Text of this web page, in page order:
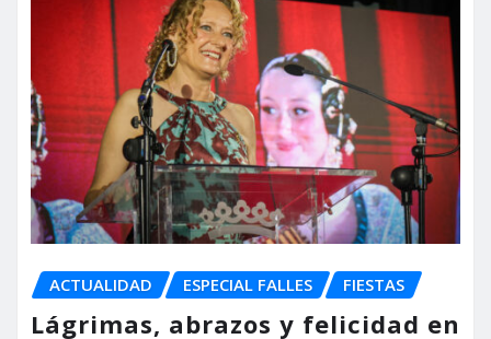
ACTUALIDAD ESPECIAL FALLES FIESTAS
Lágrimas, abrazos y felicidad en